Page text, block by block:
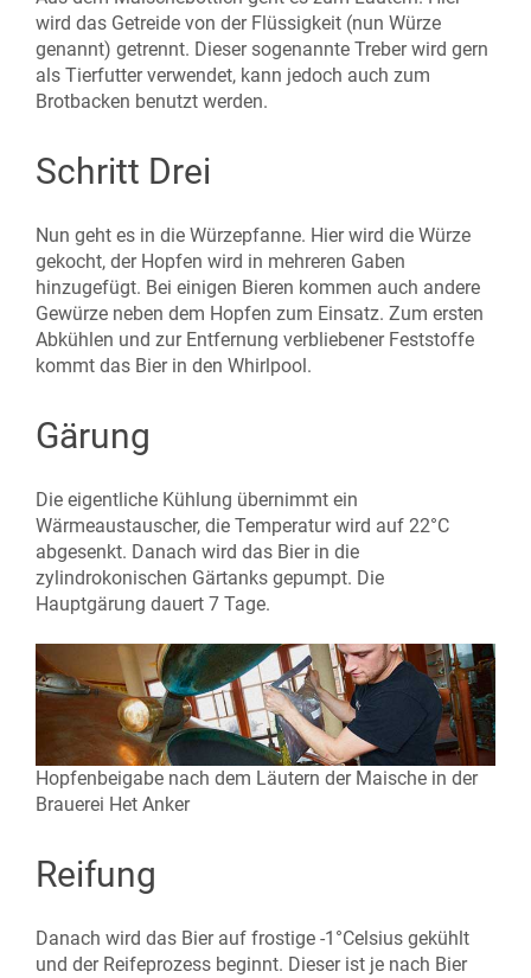
wird das Getreide von der Flüssigkeit (nun Würze
genannt) getrennt. Dieser sogenannte Treber wird gern
als Tierfutter verwendet, kann jedoch auch zum
Brotbacken benutzt werden.
Schritt Drei
Nun geht es in die Würzepfanne. Hier wird die Würze
gekocht, der Hopfen wird in mehreren Gaben
hinzugefügt. Bei einigen Bieren kommen auch andere
Gewürze neben dem Hopfen zum Einsatz. Zum ersten
Abkühlen und zur Entfernung verbliebener Feststoffe
kommt das Bier in den Whirlpool.
Gärung
Die eigentliche Kühlung übernimmt ein
Wärmeaustauscher, die Temperatur wird auf 22°C
abgesenkt. Danach wird das Bier in die
zylindrokonischen Gärtanks gepumpt. Die
Hauptgärung dauert 7 Tage.
Hopfenbeigabe nach dem Läutern der Maische in der
Brauerei Het Anker
Reifung
Danach wird das Bier auf frostige -1°Celsius gekühlt
und der Reifeprozess beginnt. Dieser ist je nach Bier